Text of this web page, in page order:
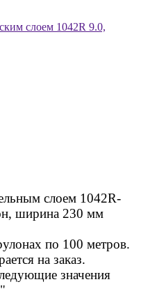
слоем 1042R-
ширина 230 мм
по 100 метров.
на заказ.
значения